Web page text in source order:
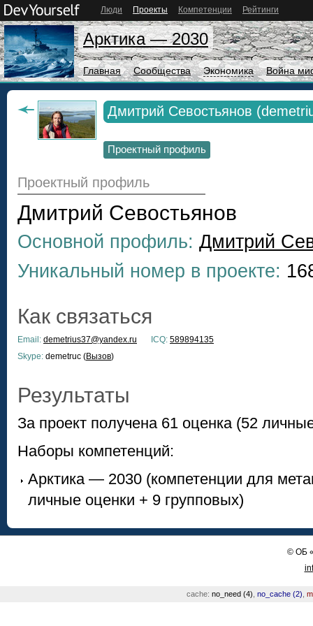
Люди Проекты Компетенции Рейтинги
Арктика — 2030
Главная Сообщества Экономика Война
Дмитрий Севостьянов
Проектный профиль
Проектный профиль
Дмитрий Севостьянов
Основной профиль: Дмитрий
Уникальный номер в проекте:
Как связаться
Email: demetrius37@yandex.ru
Skype: demetruc (Вызов)
ICQ: 589894135
Результаты
За проект получена 61 оценка (52
Наборы компетенций:
Арктика — 2030 (компетенции для
личные оценки + 9 групповых)
©ОБ
cache: no_need (4) no_cache (2)